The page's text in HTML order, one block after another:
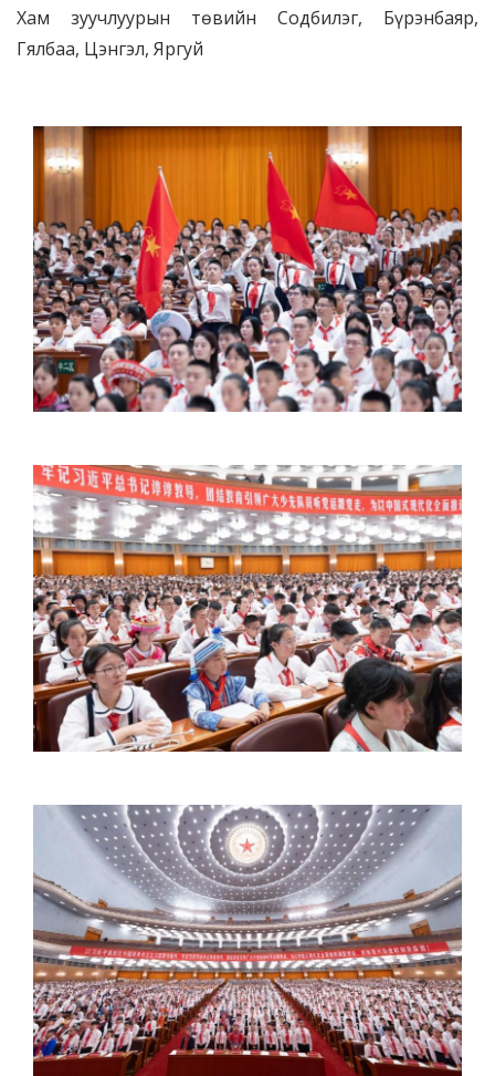
Хам зуучлуурын төвийн Содбилэг, Бүрэнбаяр,
Гялбаа, Цэнгэл, Яргуй